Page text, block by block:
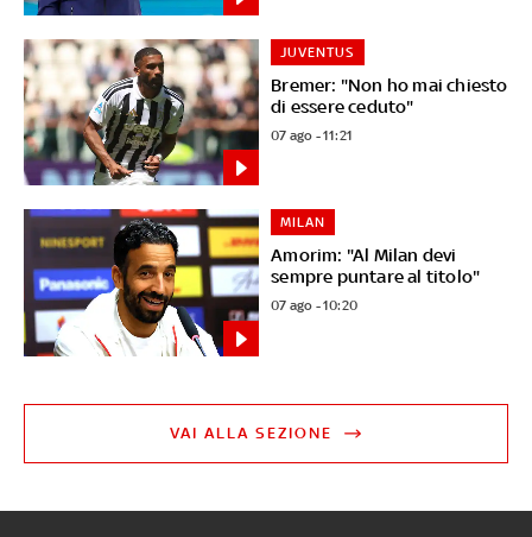
Bremer: "Non ho mai chiesto
di essere ceduto"
JUVENTUS
07 ago - 11:21
Amorim: "Al Milan devi
sempre puntare al titolo"
MILAN
07 ago - 10:20
VAI ALLA SEZIONE